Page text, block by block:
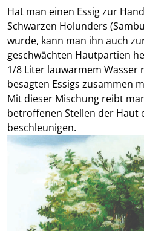
Hat man einen Essig zur
Schwarzen Holunders
wurde, kann man ihn auch
geschwächten Hautpartien
1/8 Liter lauwarmem Wasser
besagten Essigs zusammen
Mit dieser Mischung reibt
betroffenen Stellen der Haut
beschleunigen.